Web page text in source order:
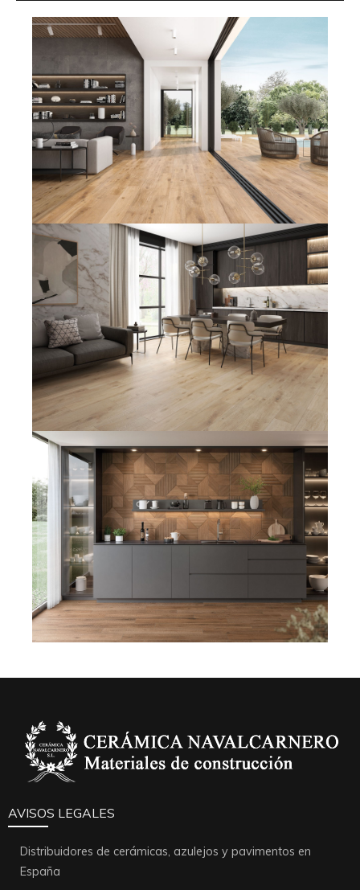
AVISOS LEGALES
Distribuidores de cerámicas, azulejos y pavimentos en
España